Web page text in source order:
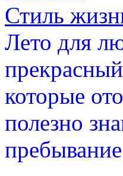
Стиль
Лето для
которые
полезно